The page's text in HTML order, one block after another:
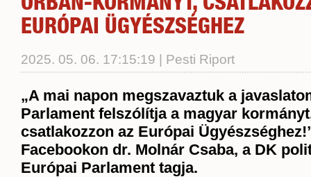
ORBÁN-KORMÁNYT,
EURÓPAI ÜGYÉSZSÉGHEZ
2025. 05. 06. 17:15:19 | Pesti Riport
„A mai napon megszavaztuk a
Parlament felszólítja a magyar
csatlakozzon az Európai
Facebookon dr. Molnár Csaba, a DK
Európai Parlament tagja.